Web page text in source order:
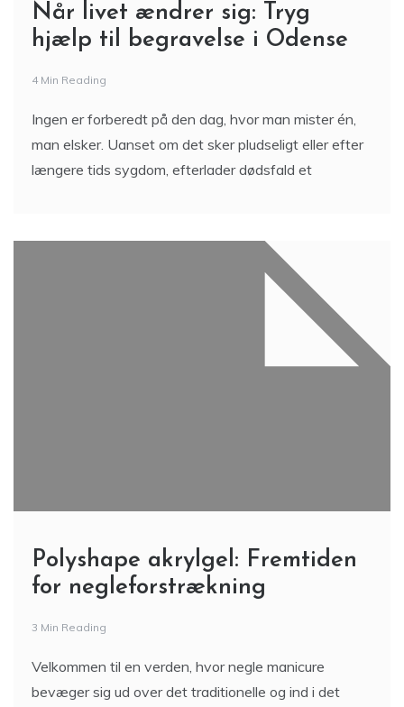
Når livet ændrer sig: Tryg
hjælp til begravelse i Odense
4 Min Reading
Ingen er forberedt på den dag, hvor man mister én,
man elsker. Uanset om det sker pludseligt eller efter
længere tids sygdom, efterlader dødsfald et
Polyshape akrylgel: Fremtiden
for negleforstrækning
3 Min Reading
Velkommen til en verden, hvor negle manicure
bevæger sig ud over det traditionelle og ind i det